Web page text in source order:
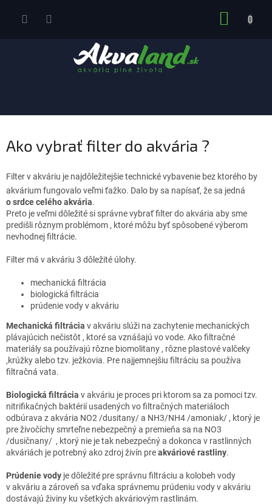
Ako vybrať filter do akvária ?
Filter v akváriu je najdôležitejšie technické vybavenie bez ktorého by
akvárium fungovalo veľmi ťažko. Dalo by sa napísať, že sa jedná
o srdce celého akvária.
Preto je veľmi dôležité si správne vybrať filter do akvária aby sme
predišli rôznym problémom , ktoré môžu byť spôsobené výberom
nevhodnej filtrácie.
Filter má v akváriu 3 dôležité úlohy.
mechanická filtrácia
biologická filtrácia
prúdenie vody v akváriu
Mechanická filtrácia v akváriu slúži na zachytenie mechanických
plávajúcich nečistôt , ktoré sa vznášajú vo vode. Ako filtračné
materiály sa používajú rôzne biomolitany , rôzne plastové valčeky
,krúžky alebo tzv. ježkovia. Pre najjemnejšiu filtráciu sa používa
filtračná vata.
Biologická filtrácia v akváriu je proces pri ktorom sa za pomoci tzv.
nitrifikačných baktérií usadených vo filtračných materiáloch
odbúrava z akvária NO2 /dusitany/ a NH3/NH4 /amoniak/ , ktorý je
pre živočíchy smrteľne nebezpečný a premieňa sa na NO3
/dusičnany/ , ktorý nie je tak nebezpečný a dokonca v rastlinných
akváriách je potrebný ako zdroj živín preakváriové rastliny.
Prúdenie vody je dôležité pre správnu filtráciu a kolobeh vody
v akváriu a zároveň sa vďaka správnemu prúdeniu vody v akváriu
dostávajú živiny ku všetkých akváriovým rastlinám.